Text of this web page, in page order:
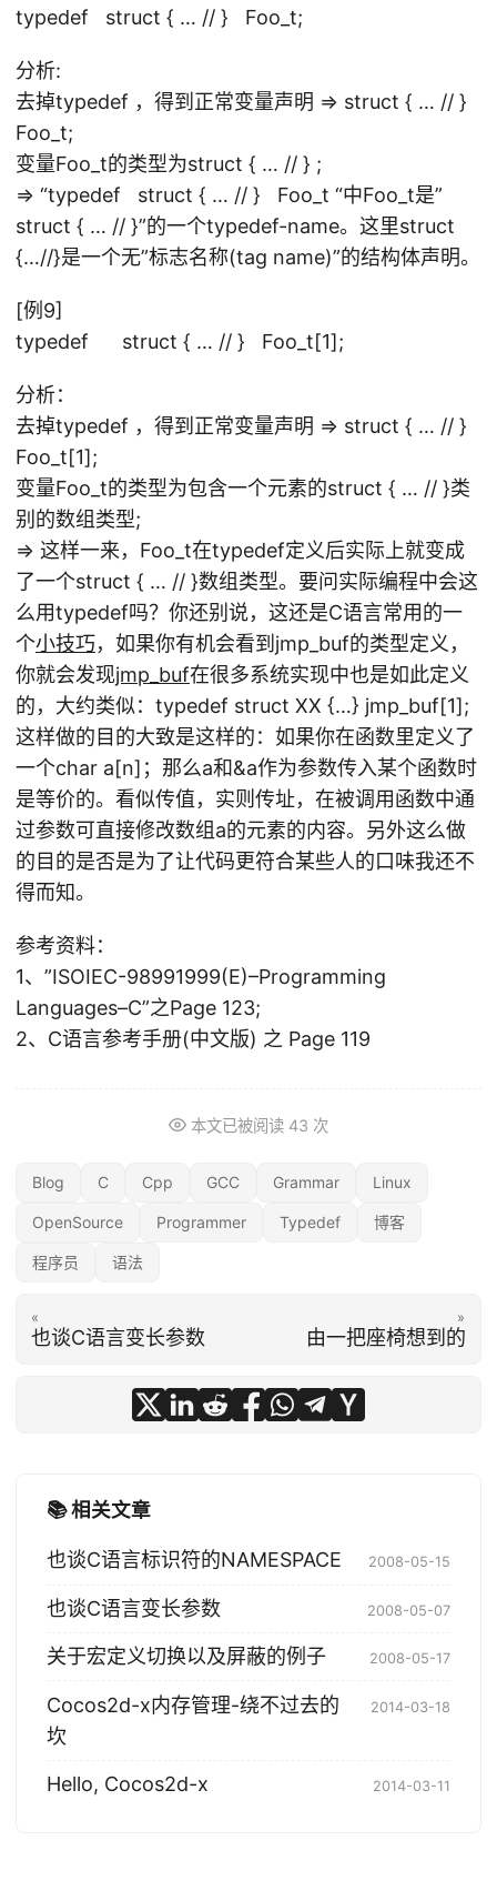
typedef struct { … // } Foo_t;
分析:
去掉typedef ，得到正常变量声明 => struct { … // }
Foo_t;
变量Foo_t的类型为struct { … // } ;
=> “typedef struct { … // } Foo_t “中Foo_t是”
struct { … // }”的一个typedef-name。这里struct
{…//}是一个无”标志名称(tag name)”的结构体声明。
[例9]
typedef struct { … // } Foo_t[1];
分析：
去掉typedef ，得到正常变量声明 => struct { … // }
Foo_t[1];
变量Foo_t的类型为包含一个元素的struct { … // }类
别的数组类型;
=> 这样一来，Foo_t在typedef定义后实际上就变成
了一个struct { … // }数组类型。要问实际编程中会这
么用typedef吗？你还别说，这还是C语言常用的一
个小技巧，如果你有机会看到jmp_buf的类型定义，
你就会发现jmp_buf在很多系统实现中也是如此定义
的，大约类似：typedef struct XX {…} jmp_buf[1];
这样做的目的大致是这样的：如果你在函数里定义了
一个char a[n]；那么a和&a作为参数传入某个函数时
是等价的。看似传值，实则传址，在被调用函数中通
过参数可直接修改数组a的元素的内容。另外这么做
的目的是否是为了让代码更符合某些人的口味我还不
得而知。
参考资料：
1、”ISOIEC-98991999(E)–Programming
Languages–C”之Page 123;
2、C语言参考手册(中文版) 之 Page 119
本文已被阅读 43 次
Blog C Cpp GCC Grammar Linux
OpenSource Programmer Typedef 博客
程序员 语法
«
也谈C语言变长参数
»
由一把座椅想到的
📚 相关文章
也谈C语言标识符的NAMESPACE 2008-05-15
也谈C语言变长参数 2008-05-07
关于宏定义切换以及屏蔽的例子 2008-05-17
Cocos2d-x内存管理-绕不过去的
坎
2014-03-18
Hello, Cocos2d-x 2014-03-11